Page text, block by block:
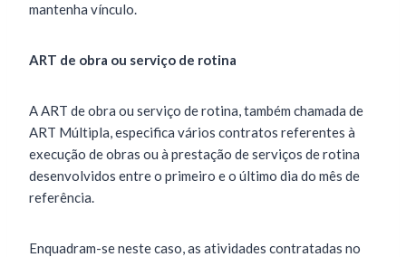
mantenha vínculo.
ART de obra ou serviço de rotina
A ART de obra ou serviço de rotina, também chamada de
ART Múltipla, especifica vários contratos referentes à
execução de obras ou à prestação de serviços de rotina
desenvolvidos entre o primeiro e o último dia do mês de
referência.
Enquadram-se neste caso, as atividades contratadas no